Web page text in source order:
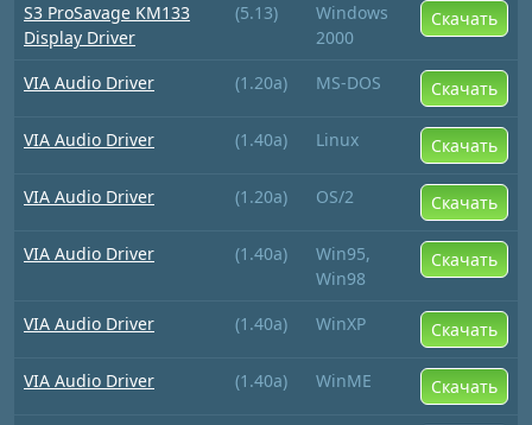
S3 ProSavage KM133
Display Driver
(5.13)
Windows
2000
Скачать
VIA Audio Driver (1.20a) MS-DOS Скачать
VIA Audio Driver (1.40a) Linux Скачать
VIA Audio Driver (1.20a) OS/2 Скачать
VIA Audio Driver (1.40a)
Win95,
Win98
Скачать
VIA Audio Driver (1.40a) WinXP Скачать
VIA Audio Driver (1.40a) WinME Скачать